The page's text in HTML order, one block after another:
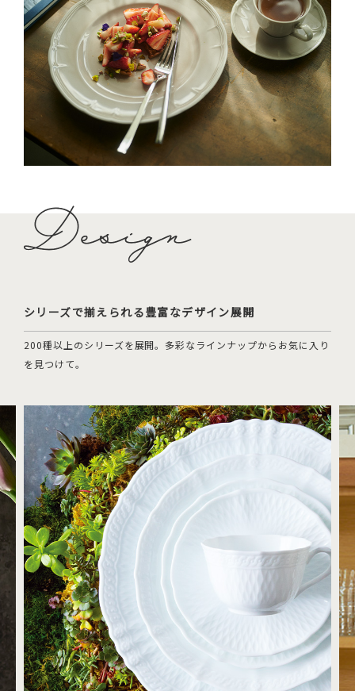
シリーズで揃えられる豊富なデザイン展開
200種以上のシリーズを展開。 多彩なラインナップからお気に入り
を見つけて。